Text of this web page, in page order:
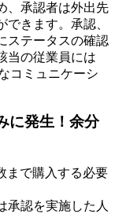
、承認者は外出先
きます。承認、
ステータスの確認
当の従業員には
コミュニケーシ
に発生！余分
まで購入する必要
承認を実施した人